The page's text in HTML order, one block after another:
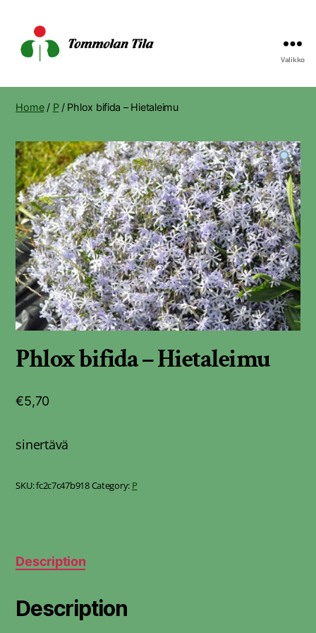
Tila
Valikko
Home/ P/ Phlox bifida – Hietaleimu
Phlox bifida – Hietaleimu
€5,70
sinertävä
SKU:fc2c7c47b918Category: P
Description
Description